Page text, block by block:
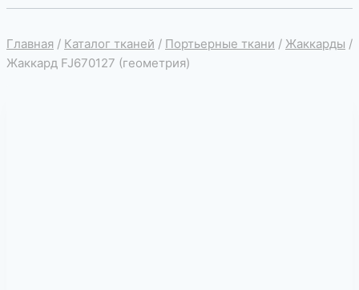
Главная / Каталог тканей / Портьерные ткани / Жаккарды /
Жаккард FJ670127 (геометрия)